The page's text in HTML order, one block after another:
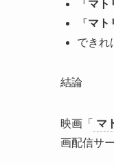
『マト
『マト
できれ
結論
映画「 マ
画配信サ